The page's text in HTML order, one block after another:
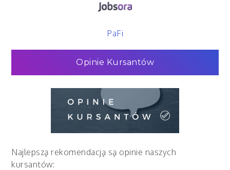
PaFi
Opinie Kursantów
Najlepszą rekomendacją są opinie naszych
kursantów: